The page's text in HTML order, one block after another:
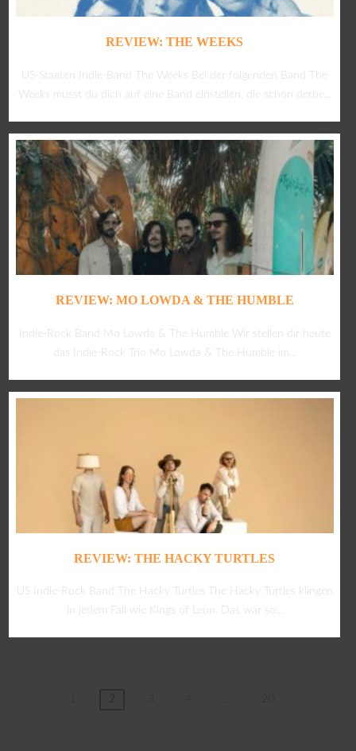
REVIEW: THE WEEKS
US-Staaten Indie-Band The Weeks Bei der folgenden Band The
Weeks musst du dich auf eine Band einstellen, die schon derbe...
REVIEW: MO LOWDA & THE HUMBLE
Indie-Rock Band Mo Lowda & The Humble Wir stellen dir heute
das Indie-Rock Trio Mo Lowda & The Humble im...
REVIEW: THE HACKY TURTLES
US Indie-Rock Band The Hacky Turtles The Hacky Turtles klingen
in jedem Fall wie Kings of Leon. Das war so...